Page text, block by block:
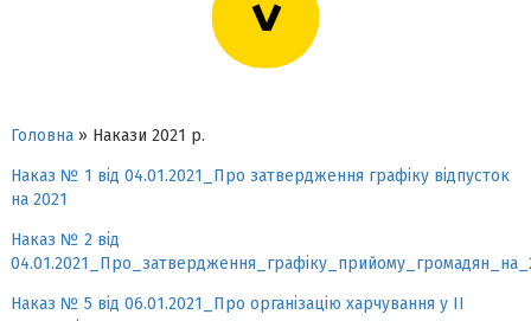
>
Головна» Накази 2021 р.
Наказ № 1 від 04.01.2021_Про затвердження графіку відпусток
на 2021
Наказ № 2 від
Наказ № 5 від 06.01.2021_Про організацію харчування у ІІ